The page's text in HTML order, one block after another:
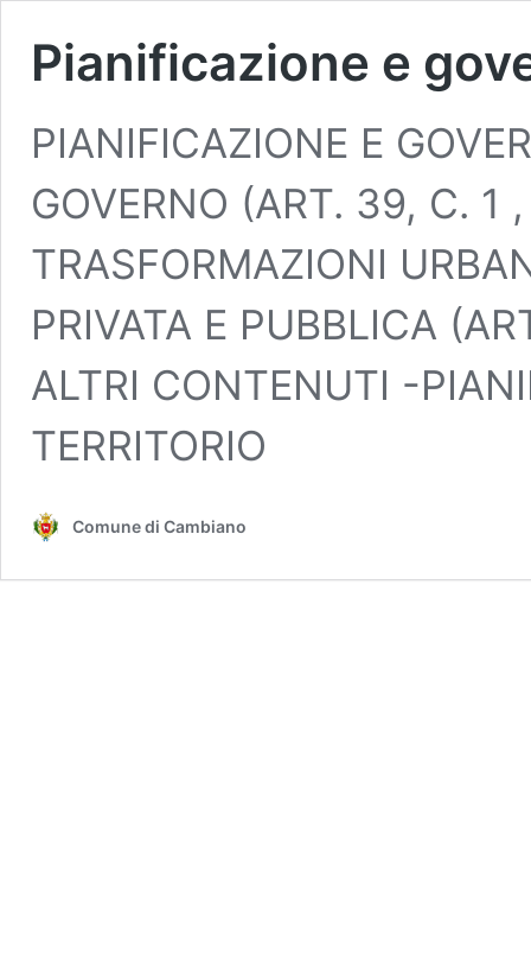
Pianificazione e
PIANIFICAZIONE E
GOVERNO (ART. 39, C. 1
TRASFORMAZIONI
PRIVATA E PUBBLICA
ALTRI CONTENUTI -
TERRITORIO
Comune di Cambiano